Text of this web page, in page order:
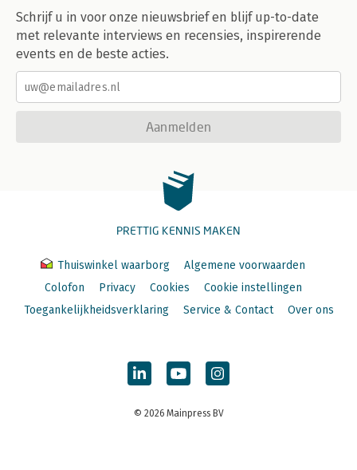
Schrijf u in voor onze nieuwsbrief en blijf up-to-date
met relevante interviews en recensies, inspirerende
events en de beste acties.
Aanmelden
PRETTIG KENNIS MAKEN
Thuiswinkel waarborg
Algemene voorwaarden
Colofon
Privacy Cookies
Cookie instellingen
Toegankelijkheidsverklaring
Service & Contact Over ons
© 2026 Mainpress BV